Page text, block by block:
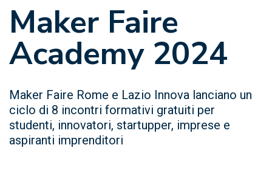
Maker Faire
Academy 2024
Maker Faire Rome e Lazio Innova lanciano un
ciclo di 8 incontri formativi gratuiti per
studenti, innovatori, startupper, imprese e
aspiranti imprenditori